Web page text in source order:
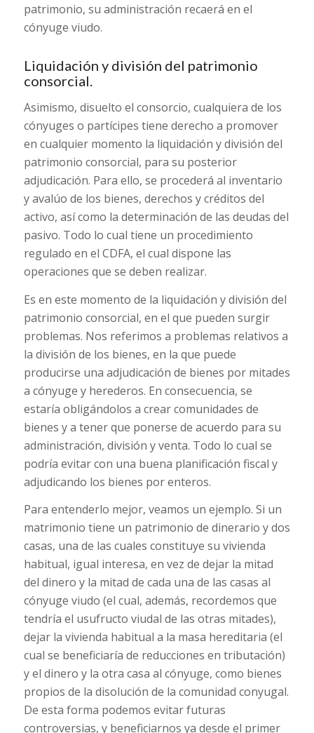
patrimonio, su administración recaerá en el
cónyuge viudo.
Liquidación y división del patrimonio
consorcial.
Asimismo, disuelto el consorcio, cualquiera de los
cónyuges o partícipes tiene derecho a promover
en cualquier momento la liquidación y división del
patrimonio consorcial, para su posterior
adjudicación. Para ello, se procederá al inventario
y avalúo de los bienes, derechos y créditos del
activo, así como la determinación de las deudas del
pasivo. Todo lo cual tiene un procedimiento
regulado en el CDFA, el cual dispone las
operaciones que se deben realizar.
Es en este momento de la liquidación y división del
patrimonio consorcial, en el que pueden surgir
problemas. Nos referimos a problemas relativos a
la división de los bienes, en la que puede
producirse una adjudicación de bienes por mitades
a cónyuge y herederos. En consecuencia, se
estaría obligándolos a crear comunidades de
bienes y a tener que ponerse de acuerdo para su
administración, división y venta. Todo lo cual se
podría evitar con una buena planificación fiscal y
adjudicando los bienes por enteros.
Para entenderlo mejor, veamos un ejemplo. Si un
matrimonio tiene un patrimonio de dinerario y dos
casas, una de las cuales constituye su vivienda
habitual, igual interesa, en vez de dejar la mitad
del dinero y la mitad de cada una de las casas al
cónyuge viudo (el cual, además, recordemos que
tendría el usufructo viudal de las otras mitades),
dejar la vivienda habitual a la masa hereditaria (el
cual se beneficiaría de reducciones en tributación)
y el dinero y la otra casa al cónyuge, como bienes
propios de la disolución de la comunidad conyugal.
De esta forma podemos evitar futuras
controversias, y beneficiarnos ya desde el primer